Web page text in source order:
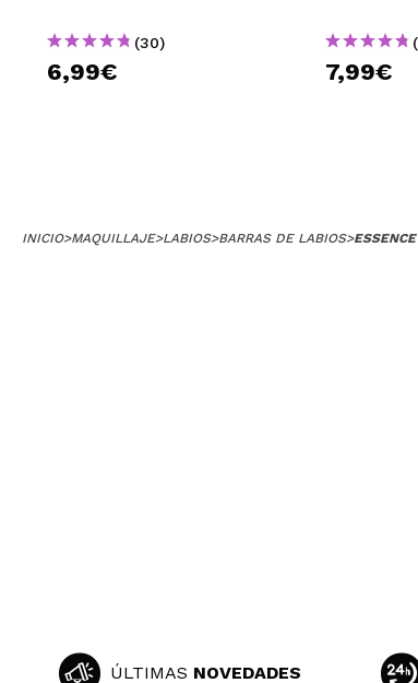
(30)
6,99€ 7,99€
INICIO>MAQUILLAJE>LABIOS>BARRAS DE LABIOS>
ÚLTIMAS NOVEDADES